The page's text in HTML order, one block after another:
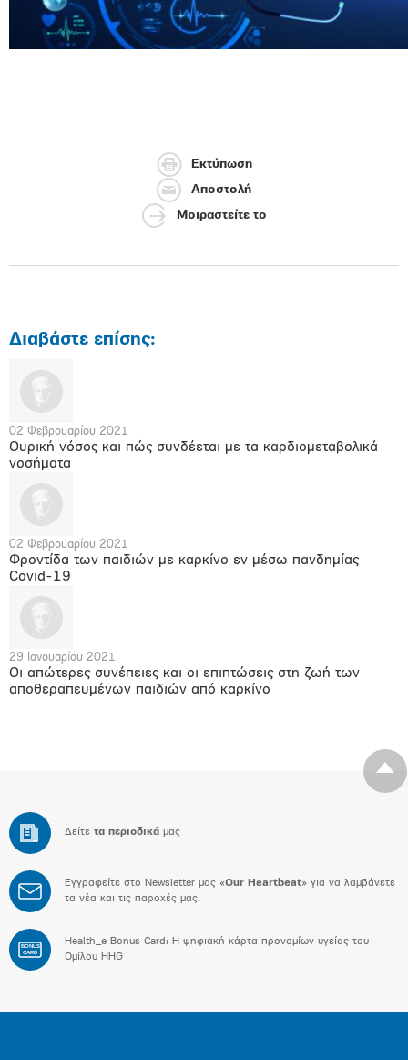
Εκτύπωση
Αποστολή
Μοιραστείτε το
Διαβάστε επίσης:
02 Φεβρουαρίου 2021
Ουρική νόσος και πώς συνδέεται με τα καρδιομεταβολικά
νοσήματα
02 Φεβρουαρίου 2021
Φροντίδα των παιδιών με καρκίνο εν μέσω πανδημίας
Covid-19
29 Ιανουαρίου 2021
Οι απώτερες συνέπειες και οι επιπτώσεις στη ζωή των
αποθεραπευμένων παιδιών από καρκίνο
Δείτε τα περιοδικά μας
Εγγραφείτε στο Newsletter μας «Our Heartbeat» για να λαμβάνετε
τα νέα και τις παροχές μας.
BONUS
CARD
Health_e Bonus Card: H ψηφιακή κάρτα προνομίων υγείας του
Ομίλου HHG